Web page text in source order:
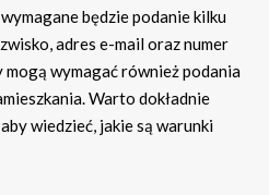
będzie podanie kilku
adres e-mail oraz numer
wymagać również podania
Warto dokładnie
wiedzieć, jakie są warunki